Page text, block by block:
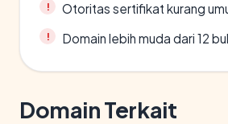
Otoritas sertifikat kurang
Domain lebih muda dari 12
Domain Terkait